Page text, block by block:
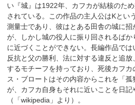
い『城』は1922年、カフカが結核のた
されている。この作品の主人公はKとい
測量士であり、彼はとある田舎の城に招
が、しかし城の役人に振り回されるば
に近づくことができない。長編作品で
反抗と父の勝利、法に対する違反と追
するモチーフを持っており、死後カフカ
ス・ブロートはその内容からこれを「
が、カフカ自身もそれに近いことを日記
（「wikipedia」より）。